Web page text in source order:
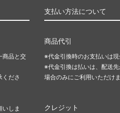
商品と交
くださ
しま
支払い方法について
商品代引
※代金引換時のお支払いは現
※代金引換は払いは、配送
場合のみにご利用いただけま
クレジット